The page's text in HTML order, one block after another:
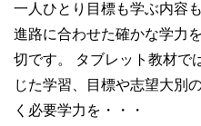
一人ひとり目標も学ぶ内容
進路に合わせた確かな学力
切です。 タブレット教材で
じた学習、目標や志望大別
く必要学力を・・・